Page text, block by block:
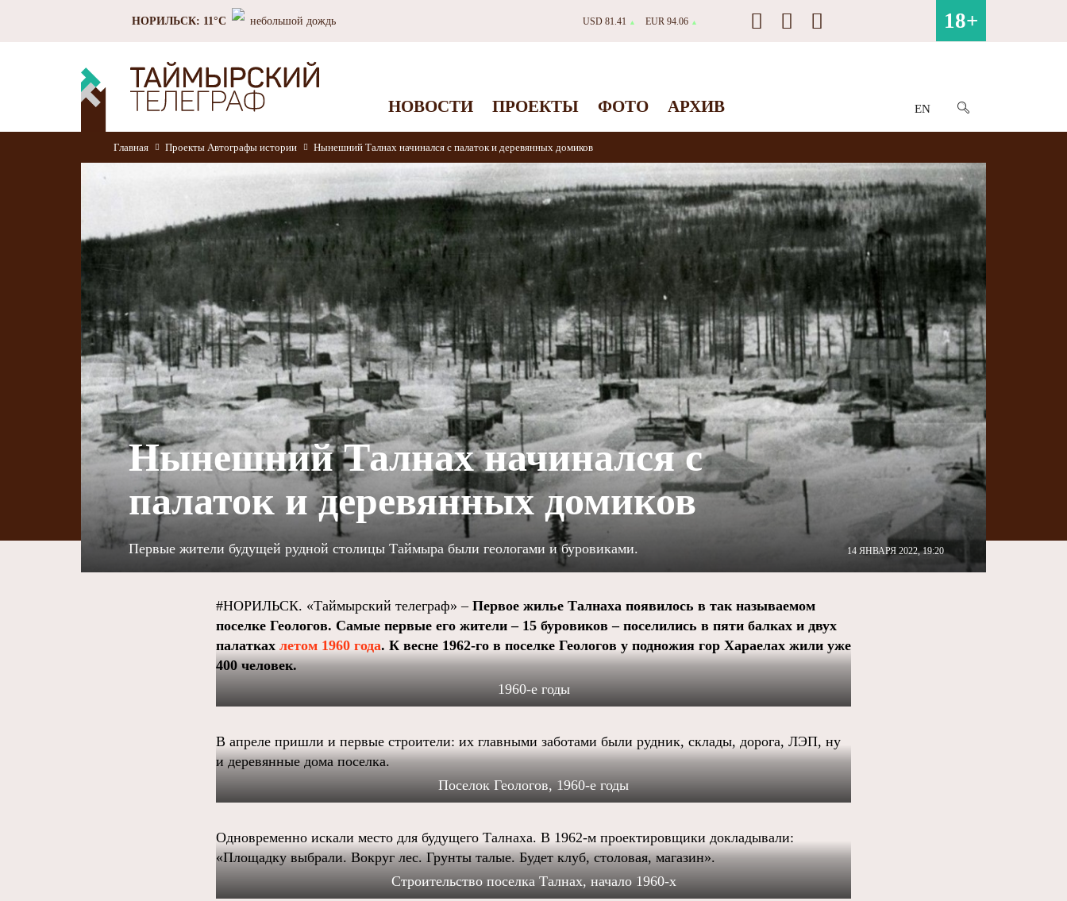
НОРИЛЬСК: 11°C небольшой дождь USD 81.41 ▲ EUR 94.06 ▲ 18+
НОВОСТИ ПРОЕКТЫ ФОТО АРХИВ EN
Главная Проекты Автографы истории Нынешний Талнах начинался с палаток и деревянных домиков
Нынешний Талнах начинался с
палаток и деревянных домиков
14 ЯНВАРЯ 2022, 19:20
Первые жители будущей рудной столицы Таймыра были геологами и буровиками.
#НОРИЛЬСК. «Таймырский телеграф» – Первое жилье Талнаха появилось в так называемом
поселке Геологов. Самые первые его жители – 15 буровиков – поселились в пяти балках и двух
палатках летом 1960 года. К весне 1962-го в поселке Геологов у подножия гор Хараелах жили уже
400 человек.
1960-е годы
В апреле пришли и первые строители: их главными заботами были рудник, склады, дорога, ЛЭП, ну
и деревянные дома поселка.
Поселок Геологов, 1960-е годы
Одновременно искали место для будущего Талнаха. В 1962-м проектировщики докладывали:
«Площадку выбрали. Вокруг лес. Грунты талые. Будет клуб, столовая, магазин».
Строительство поселка Талнах, начало 1960-х